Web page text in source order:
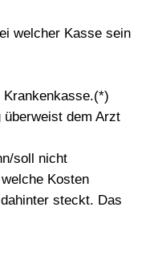
welcher Kasse sein
überweist dem Arzt
soll nicht
Kosten
steckt. Das